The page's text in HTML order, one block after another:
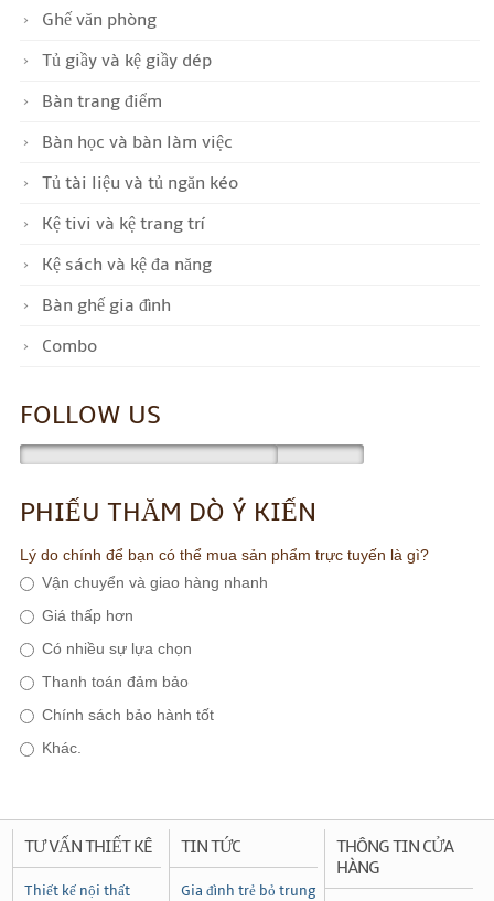
Ghế văn phòng
Tủ giầy và kệ giầy dép
Bàn trang điểm
Bàn học và bàn làm việc
Tủ tài liệu và tủ ngăn kéo
Kệ tivi và kệ trang trí
Kệ sách và kệ đa năng
Bàn ghế gia đình
Combo
FOLLOW US
PHIẾU THĂM DÒ Ý KIẾN
Lý do chính để bạn có thể mua sản phẩm trực tuyến là gì?
Vận chuyển và giao hàng nhanh
Giá thấp hơn
Có nhiều sự lựa chọn
Thanh toán đảm bảo
Chính sách bảo hành tốt
Khác.
TƯ VẤN THIẾT KÊ
Thiết kế nội thất
TIN TỨC
Gia đình trẻ bỏ trung
THÔNG TIN CỬA
HÀNG